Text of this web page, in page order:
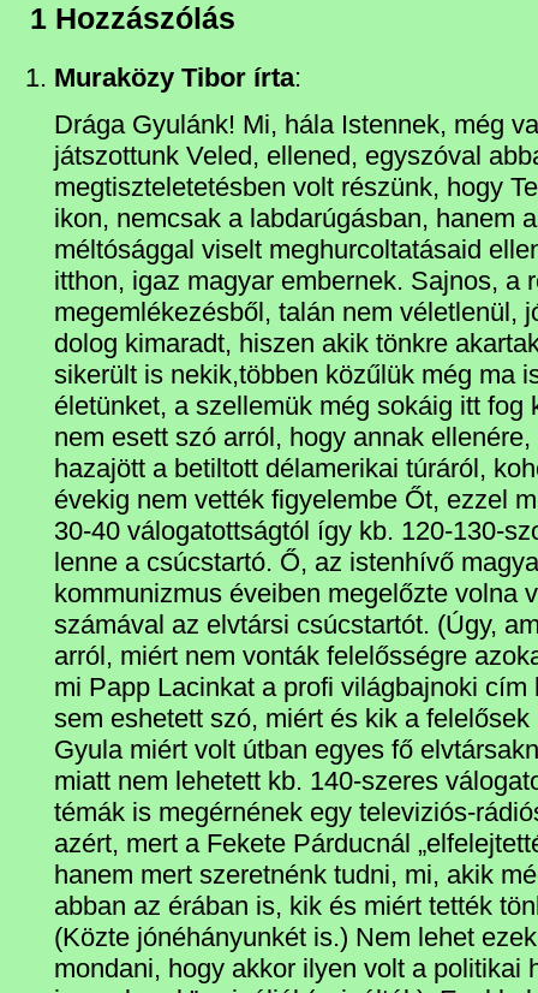
1 Hozzászólás
Muraközy Tibor írta:
Drága Gyulánk! Mi, hála Istennek, még
játszottunk Veled, ellened, egyszóval
megtiszteletetésben volt részünk, hogy
ikon, nemcsak a labdarúgásban, hanem
méltósággal viselt meghurcoltatásaid
itthon, igaz magyar embernek. Sajnos, a
megemlékezésből, talán nem véletlenül,
dolog kimaradt, hiszen akik tönkre
sikerült is nekik,többen közűlük még ma
életünket, a szellemük még sokáig itt fog
nem esett szó arról, hogy annak
hazajött a betiltott délamerikai túráról,
évekig nem vették figyelembe Őt, ezzel
30-40 válogatottságtól így kb. 120-130-
lenne a csúcstartó. Ő, az istenhívő
kommunizmus éveiben megelőzte volna
számával az elvtársi csúcstartót. (Úgy,
arról, miért nem vonták felelősségre
mi Papp Lacinkat a profi világbajnoki cím
sem eshetett szó, miért és kik a
Gyula miért volt útban egyes fő
miatt nem lehetett kb. 140-szeres
témák is megérnének egy televiziós-
azért, mert a Fekete Párducnál
hanem mert szeretnénk tudni, mi, akik
abban az érában is, kik és miért tették
(Közte jónéhányunkét is.) Nem lehet
mondani, hogy akkor ilyen volt a politikai